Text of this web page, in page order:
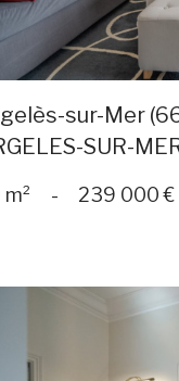
sur-Mer
SUR-
- 239 000 €